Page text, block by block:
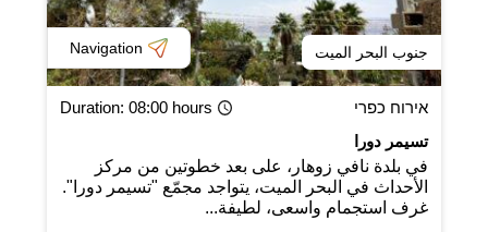
جنوب البحر الميت Navigation
אירוח כפרי Duration: 08:00 hours
تسيمر دورا
في بلدة نافي زوهار، على بعد خطوتين من مركز
الأحداث في البحر الميت، يتواجد مجمّع "تسيمر دورا".
غرف استجمام واسعى، لطيفة...